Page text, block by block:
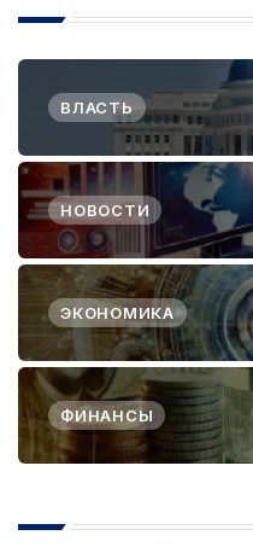
ВЛАСТЬ
НОВОСТИ
ЭКОНОМИКА
ФИНАНСЫ